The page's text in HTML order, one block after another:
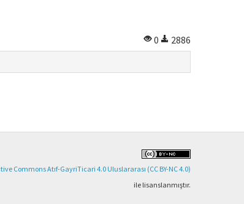
0
2886
Commons Atıf-GayriTicari 4.0 Uluslararası (CC BY-NC 4.0)
ile lisanslanmıştır.